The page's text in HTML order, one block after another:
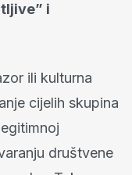
i
ili kulturna
cijelih skupina
društvene